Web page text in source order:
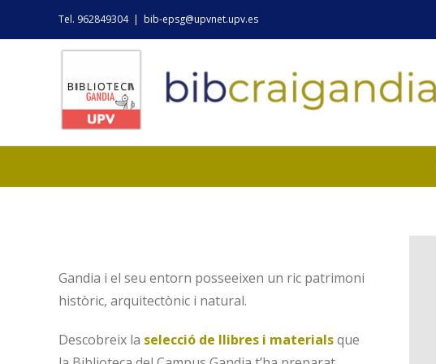
Tel. 962849304 | bib-epsg@upvnet.upv.es
Gandia i el seu entorn posseeixen un ric patrimoni
històric, arquitectònic i natural.
Descobreix la selecció de llibres i materialsque